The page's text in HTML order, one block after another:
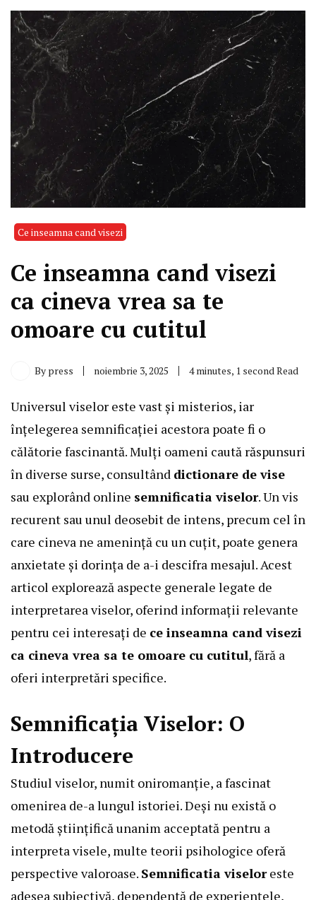
Ce inseamna cand visezi
Ce inseamna cand visezi
ca cineva vrea sa te
omoare cu cutitul
By press noiembrie 3, 2025 4 minutes, 1 second Read
Universul viselor este vast și misterios, iar
înțelegerea semnificației acestora poate fi o
călătorie fascinantă. Mulți oameni caută răspunsuri
în diverse surse, consultând dictionare de vise
sau explorând online semnificatia viselor. Un vis
recurent sau unul deosebit de intens, precum cel în
care cineva ne amenință cu un cuțit, poate genera
anxietate și dorința de a-i descifra mesajul. Acest
articol explorează aspecte generale legate de
interpretarea viselor, oferind informații relevante
pentru cei interesați de ce inseamna cand visezi
ca cineva vrea sa te omoare cu cutitul, fără a
oferi interpretări specifice.
Semnificația Viselor: O
Introducere
Studiul viselor, numit oniromanție, a fascinat
omenirea de-a lungul istoriei. Deși nu există o
metodă științifică unanim acceptată pentru a
interpreta visele, multe teorii psihologice oferă
perspective valoroase. Semnificatia viseloreste
adesea subiectivă, dependentă de experiențele,